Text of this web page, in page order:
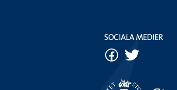
SOCIALA MEDIER